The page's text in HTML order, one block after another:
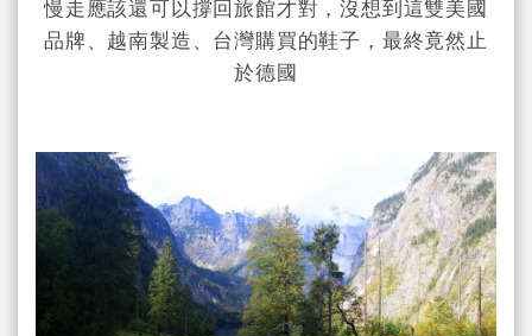
慢走應該還可以撐回旅館才對，沒想到這雙美國
品牌、越南製造、台灣購買的鞋子，最終竟然止
於德國